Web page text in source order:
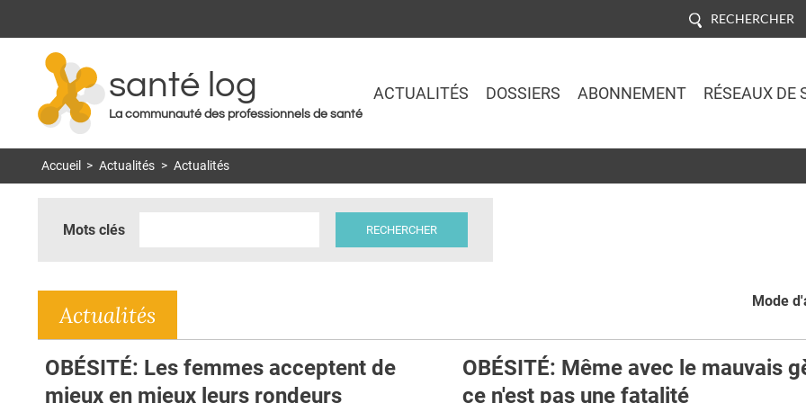
RECHERCHER
santé log
La communauté des professionnels de santé
ACTUALITÉS DOSSIERS ABONNEMENT RÉSEAUX DE
Accueil > Actualités > Actualités
Mots clés
Mode
Actualités
OBÉSITÉ: Les femmes acceptent de
mieux en mieux leurs rondeurs
OBÉSITÉ: Même avec le mauvais
ce n'est pas une fatalité